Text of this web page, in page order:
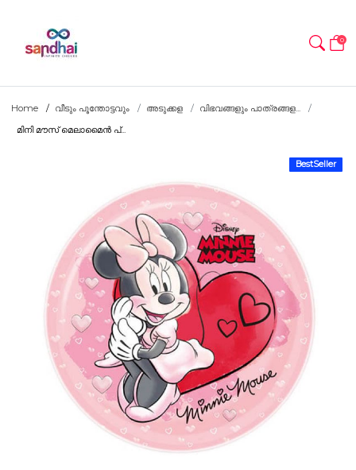
0
Home വീടും പൂന്തോട്ടവും അടുക്കള
വിഭവങ്ങളും പാത്രങ്ങള...
മിനി മൗസ് മെലാമൈൻ പ്...
BestSeller